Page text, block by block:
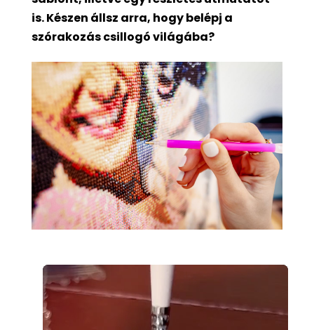
is. Készen állsz arra, hogy belépj a
szórakozás csillogó világába?